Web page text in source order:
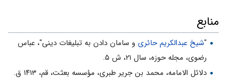
منابع
"شیخ عبدالکریم حائری و سامان دادن به تبلیغات دینی"، عباس
رضوی، مجله حوزه، سال ۲۱، ش ۵.
دلائل الامامه، محمد بن جریر طبری،‌ مؤسسه بعثت،‌ قم، ۱۴۱۳ ق.